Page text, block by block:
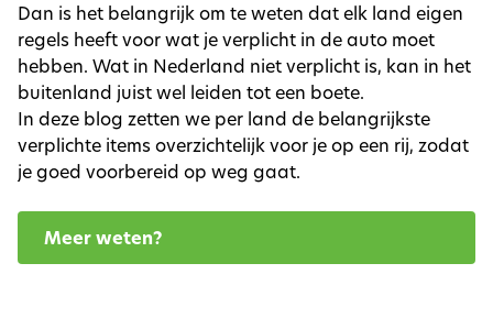
Dan is het belangrijk om te weten dat elk land eigen
regels heeft voor wat je verplicht in de auto moet
hebben. Wat in Nederland niet verplicht is, kan in het
buitenland juist wel leiden tot een boete.
In deze blog zetten we per land de belangrijkste
verplichte items overzichtelijk voor je op een rij, zodat
je goed voorbereid op weg gaat.
Meer weten?